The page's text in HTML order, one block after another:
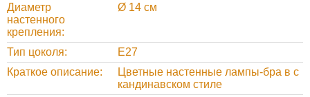
Диаметр
настенного
крепления
Ø 14 см
Тип цоколя
Е27
Краткое описание
Цветные настенные лампы-бра в с
кандинавском стиле